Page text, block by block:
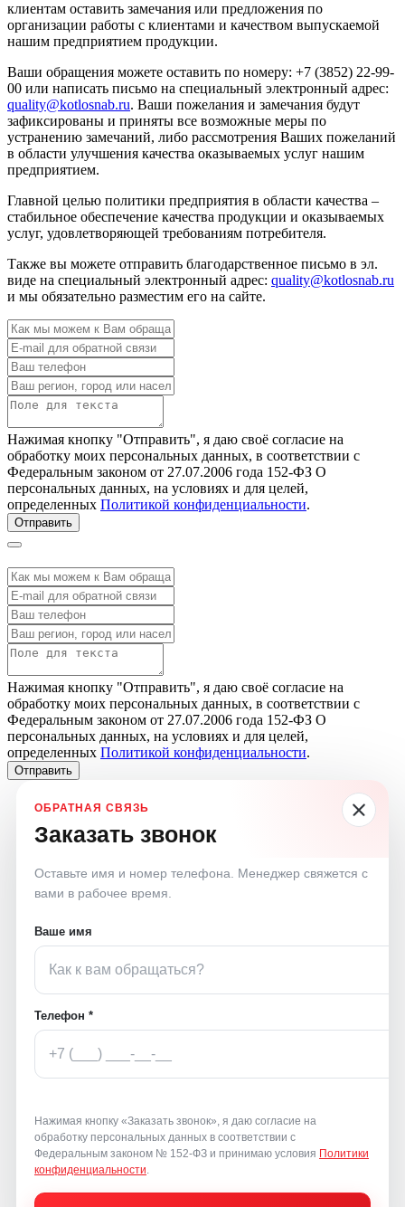
клиентам оставить замечания или предложения по
организации работы с клиентами и качеством выпускаемой
нашим предприятием продукции.
Ваши обращения можете оставить по номеру: +7 (3852) 22-99-
00 или написать письмо на специальный электронный адрес:
quality@kotlosnab.ru. Ваши пожелания и замечания будут
зафиксированы и приняты все возможные меры по
устранению замечаний, либо рассмотрения Ваших пожеланий
в области улучшения качества оказываемых услуг нашим
предприятием.
Главной целью политики предприятия в области качества –
стабильное обеспечение качества продукции и оказываемых
услуг, удовлетворяющей требованиям потребителя.
Также вы можете отправить благодарственное письмо в эл.
виде на специальный электронный адрес: quality@kotlosnab.ru
и мы обязательно разместим его на сайте.
Нажимая кнопку "Отправить", я даю своё согласие на
обработку моих персональных данных, в соответствии с
Федеральным законом от 27.07.2006 года 152-ФЗ О
персональных данных, на условиях и для целей,
определенных Политикой конфиденциальности.
Отправить
Нажимая кнопку "Отправить", я даю своё согласие на
обработку моих персональных данных, в соответствии с
Федеральным законом от 27.07.2006 года 152-ФЗ О
персональных данных, на условиях и для целей,
определенных Политикой конфиденциальности.
Отправить
Заказать звонок
Оставьте имя и номер телефона. Менеджер свяжется с
вами в рабочее время.
Ваше имя
Телефон *
Нажимая кнопку «Заказать звонок», я даю согласие на
обработку персональных данных в соответствии с
Федеральным законом № 152-ФЗ и принимаю условия Политики
конфиденциальности.